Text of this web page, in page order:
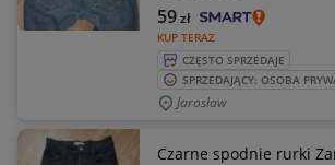
KUP TERAZ
59zł
CZĘSTO SPRZEDAJE
SPRZEDAJĄCY: OSOBA
Jarosław
Czarne spodnie rurki